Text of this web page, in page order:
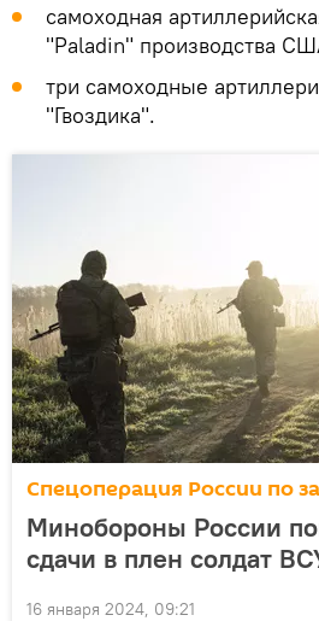
самоходная
"Paladin" производства
три самоходные
"Гвоздика".
Спецоперация России по
Минобороны России
сдачи в плен солдат
16 января 2024, 09:21